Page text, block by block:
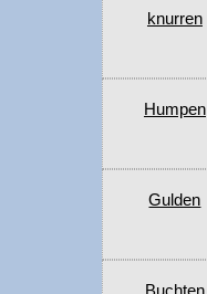
knurren
Humpen
Gulden